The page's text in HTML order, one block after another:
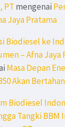
PT mengenai
Jaya Pratama
Biodiesel ke
– Afna Jaya
Masa Depan
Akan
Biodiesel
Tangki BBM